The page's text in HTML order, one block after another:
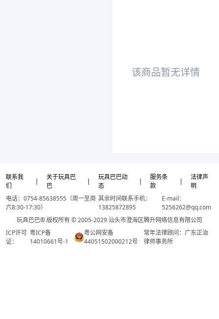
该商品暂无详情
联系我
们
|
关于玩具巴
巴
|
玩具巴巴动
态
|
服务条
款
|
法律声
明
电话：0754-85638555（周一至周
六8:30-17:30）
其余时间联系手机：
13825872895
E-mail：
5256262@qq.com
玩具巴巴® 版权所有 © 2005-2029 汕头市澄海区腾升网络信息有限公司
ICP许可
证：
粤ICP备
14010661号-1
粤公网安备
44051502000212号
常年法律顾问：广东正治
律师事务所